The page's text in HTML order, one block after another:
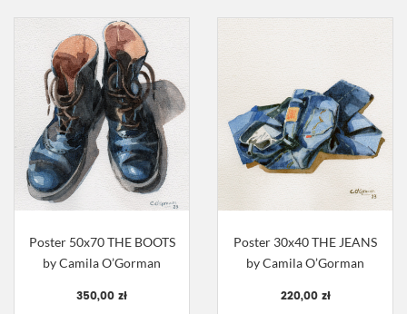
Poster 50x70 THE BOOTS
by Camila O’Gorman
350,00 zł
Poster 30x40 THE JEANS
by Camila O’Gorman
220,00 zł